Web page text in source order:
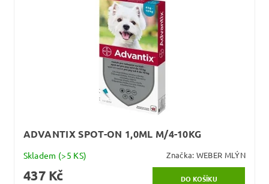
ADVANTIX SPOT-ON 1,0ML M/4-10KG
Skladem (>5 KS) Značka: WEBER MLÝN
437 Kč